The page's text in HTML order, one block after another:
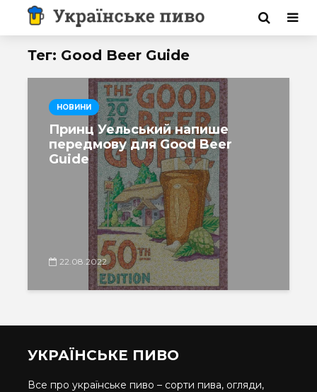
Тег: Good Beer Guide
НОВИНИ
Принц Уельський напише
передмову для Good Beer
Guide
22.08.2022
УКРАЇНСЬКЕ ПИВО
Все про українське пиво – сорти пива, огляди,